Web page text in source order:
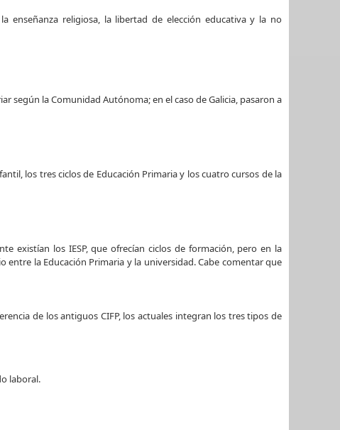
enseñanza religiosa, la libertad de elección educativa y la no
según la Comunidad Autónoma; en el caso de Galicia, pasaron a
los tres ciclos de Educación Primaria y los cuatro cursos de la
existían los IESP, que ofrecían ciclos de formación, pero en la
la Educación Primaria y la universidad. Cabe comentar que
de los antiguos CIFP, los actuales integran los tres tipos de
laboral.